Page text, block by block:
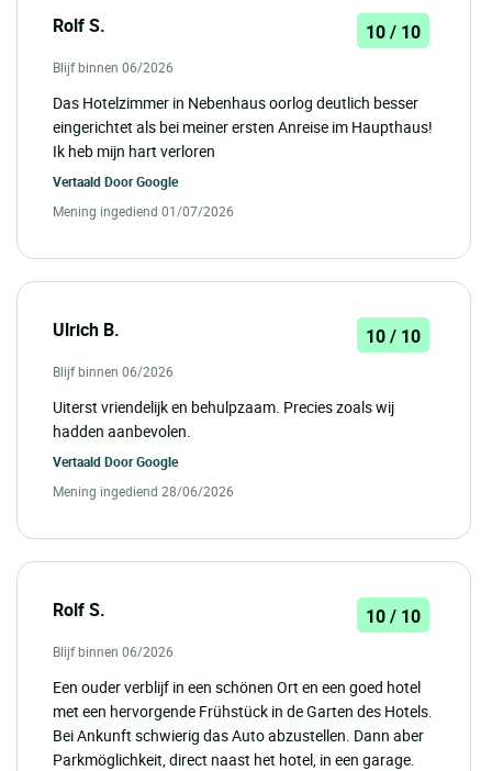
Rolf S. 10 / 10
Blijf binnen 06/2026
Das Hotelzimmer in Nebenhaus oorlog deutlich besser
eingerichtet als bei meiner ersten Anreise im Haupthaus!
Ik heb mijn hart verloren
Vertaald DoorGoogle
Mening ingediend 01/07/2026
Ulrich B. 10 / 10
Blijf binnen 06/2026
Uiterst vriendelijk en behulpzaam. Precies zoals wij
hadden aanbevolen.
Vertaald DoorGoogle
Mening ingediend 28/06/2026
Rolf S. 10 / 10
Blijf binnen 06/2026
Een ouder verblijf in een schönen Ort en een goed hotel
met een hervorgende Frühstück in de Garten des Hotels.
Bei Ankunft schwierig das Auto abzustellen. Dann aber
Parkmöglichkeit, direct naast het hotel, in een garage.